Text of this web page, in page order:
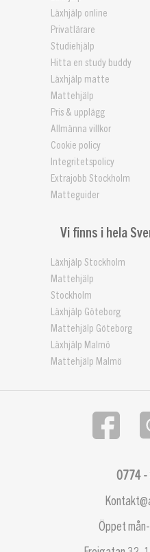
Läxhjälp online
Privatlärare
Studiehjälp
Hitta en study buddy
Läxhjälp matte
Mattehjälp
Pris & upplägg
Allmänna villkor
Cookie policy
Integritetspolicy
Extrajobb Stockholm
Matteguider
Vi finns i hela
Läxhjälp Stockholm
Mattehjälp
Stockholm
Läxhjälp Göteborg
Mattehjälp Göteborg
Läxhjälp Malmö
Mattehjälp Malmö
0774 -
Öppet